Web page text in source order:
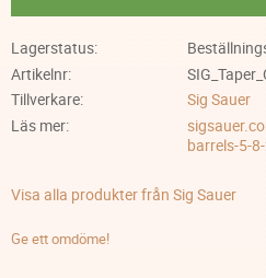
Lagerstatus
Artikelnr
Tillverkare
Sig Sauer
Läs mer
barrels-5-
Visa alla produkter från Sig Sauer
Ge ett omdöme!